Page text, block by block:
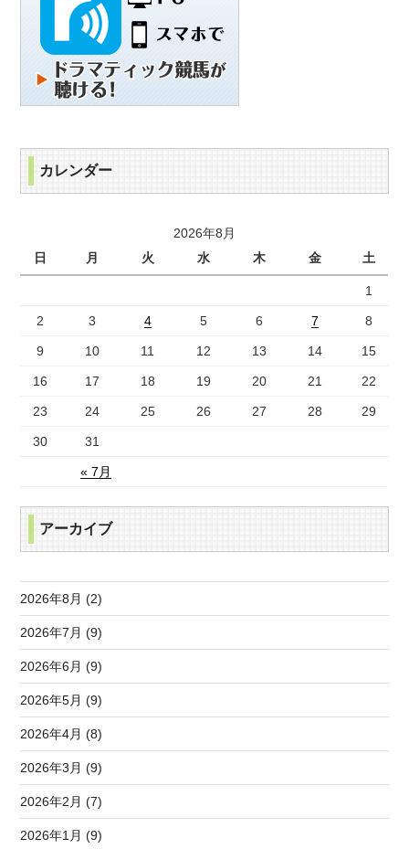
カレンダー
2026年8月
日
月 火 水 木 金 土
« 7月
1
2 3 4 5 6 7 8
9 10 11 12 13 14 15
16 17 18 19 20 21 22
23 24 25 26 27 28 29
30 31
アーカイブ
2026年8月 (2)
2026年7月 (9)
2026年6月 (9)
2026年5月 (9)
2026年4月 (8)
2026年3月 (9)
2026年2月 (7)
2026年1月 (9)